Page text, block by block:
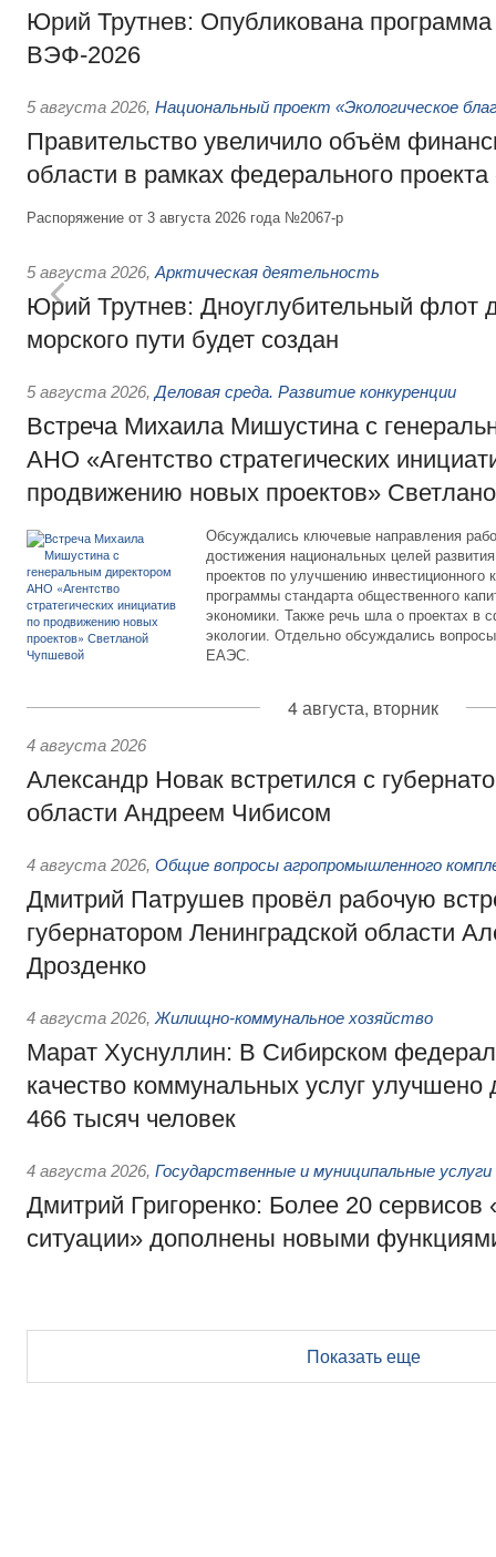
Юрий Трутнев: Опубликована
ВЭФ-2026
5 августа 2026, Национальный проект «Экологическое
Правительство увеличило объём
области в рамках федерального
Распоряжение от 3 августа 2026 года №2067-р
5 августа 2026, Арктическая деятельность
Юрий Трутнев: Дноуглубительный флот
морского пути будет создан
5 августа 2026, Деловая среда. Развитие конкуренции
Встреча Михаила Мишустина с
АНО «Агентство стратегических
продвижению новых проектов»
Обсуждались ключевые направления
достижения национальных целей
проектов по улучшению инвестиционного
программы стандарта общественного
экономики. Также речь шла о проектах в
экологии. Отдельно обсуждались
ЕАЭС.
4 августа, вторник
4 августа 2026
Александр Новак встретился с
области Андреем Чибисом
4 августа 2026, Общие вопросы агропромышленного
Дмитрий Патрушев провёл рабочую
губернатором Ленинградской области
Дрозденко
4 августа 2026, Жилищно-коммунальное хозяйство
Марат Хуснуллин: В Сибирском
качество коммунальных услуг
466 тысяч человек
4 августа 2026, Государственные и муниципальные услуги
Дмитрий Григоренко: Более 20 сервисов
ситуации» дополнены новыми
Показать еще